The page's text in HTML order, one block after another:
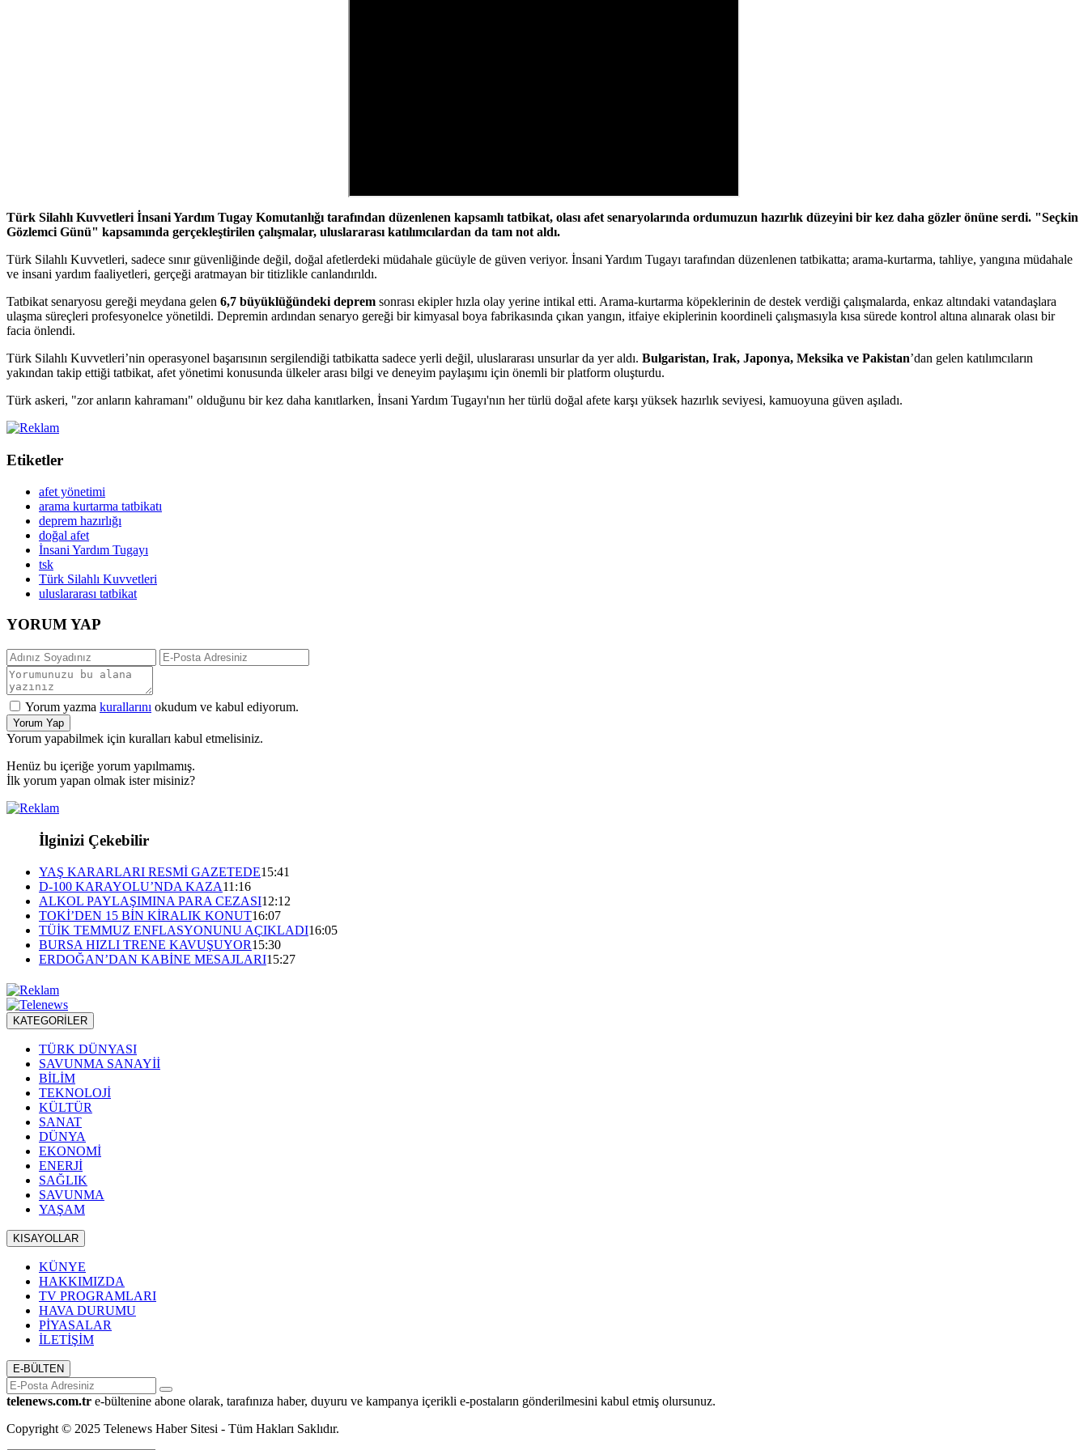
Türk Silahlı Kuvvetleri İnsani Yardım Tugay Komutanlığı tarafından düzenlenen kapsamlı tatbikat, olası afet senaryolarında ordumuzun hazırlık düzeyini bir kez daha gözler önüne serdi. "Seçkin
Gözlemci Günü" kapsamında gerçekleştirilen çalışmalar, uluslararası katılımcılardan da tam not aldı.
Türk Silahlı Kuvvetleri, sadece sınır güvenliğinde değil, doğal afetlerdeki müdahale gücüyle de güven veriyor. İnsani Yardım Tugayı tarafından düzenlenen tatbikatta; arama-kurtarma, tahliye, yangına müdahale
ve insani yardım faaliyetleri, gerçeği aratmayan bir titizlikle canlandırıldı.
Tatbikat senaryosu gereği meydana gelen 6,7 büyüklüğündeki deprem sonrası ekipler hızla olay yerine intikal etti. Arama-kurtarma köpeklerinin de destek verdiği çalışmalarda, enkaz altındaki vatandaşlara
ulaşma süreçleri profesyonelce yönetildi. Depremin ardından senaryo gereği bir kimyasal boya fabrikasında çıkan yangın, itfaiye ekiplerinin koordineli çalışmasıyla kısa sürede kontrol altına alınarak olası bir
facia önlendi.
Türk Silahlı Kuvvetleri’nin operasyonel başarısının sergilendiği tatbikatta sadece yerli değil, uluslararası unsurlar da yer aldı. Bulgaristan, Irak, Japonya, Meksika ve Pakistan’dan gelen katılımcıların
yakından takip ettiği tatbikat, afet yönetimi konusunda ülkeler arası bilgi ve deneyim paylaşımı için önemli bir platform oluşturdu.
Türk askeri, "zor anların kahramanı" olduğunu bir kez daha kanıtlarken, İnsani Yardım Tugayı'nın her türlü doğal afete karşı yüksek hazırlık seviyesi, kamuoyuna güven aşıladı.
Etiketler
afet yönetimi
arama kurtarma tatbikatı
deprem hazırlığı
doğal afet
İnsani Yardım Tugayı
tsk
Türk Silahlı Kuvvetleri
uluslararası tatbikat
YORUM YAP
Yorum yazma kurallarını okudum ve kabul ediyorum.
Yorum Yap
Yorum yapabilmek için kuralları kabul etmelisiniz.
Henüz bu içeriğe yorum yapılmamış.
İlk yorum yapan olmak ister misiniz?
İlginizi Çekebilir
YAŞ KARARLARI RESMİ GAZETEDE15:41
D-100 KARAYOLU’NDA KAZA11:16
ALKOL PAYLAŞIMINA PARA CEZASI12:12
TOKİ’DEN 15 BİN KİRALIK KONUT16:07
TÜİK TEMMUZ ENFLASYONUNU AÇIKLADI16:05
BURSA HIZLI TRENE KAVUŞUYOR15:30
ERDOĞAN’DAN KABİNE MESAJLARI15:27
KATEGORİLER
TÜRK DÜNYASI
SAVUNMA SANAYİİ
BİLİM
TEKNOLOJİ
KÜLTÜR
SANAT
DÜNYA
EKONOMİ
ENERJİ
SAĞLIK
SAVUNMA
YAŞAM
KISAYOLLAR
KÜNYE
HAKKIMIZDA
TV PROGRAMLARI
HAVA DURUMU
PİYASALAR
İLETİŞİM
E-BÜLTEN
telenews.com.tr e-bültenine abone olarak, tarafınıza haber, duyuru ve kampanya içerikli e-postaların gönderilmesini kabul etmiş olursunuz.
Copyright © 2025 Telenews Haber Sitesi - Tüm Hakları Saklıdır.